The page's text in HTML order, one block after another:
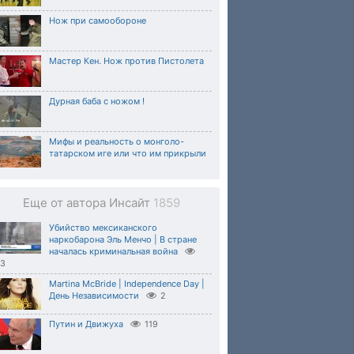
Нож при самообороне
Мастер Кен. Нож против Пистолета
Дурная баба с ножом !
Мифы и реальность о монголо-
татарском иге или что им прикрыли
Еще от автора Инсайт 1859
Убийство мексиканского
наркобарона Эль Менчо | В стране
началась криминальная война
Martina McBride | Independence Day |
День Независимости
2
Путин и Движуха 119